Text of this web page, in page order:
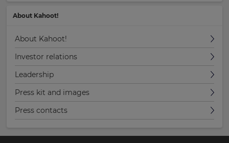
About Kahoot!
About Kahoot!
Investor relations
Leadership
Press kit and images
Press contacts
for
Currency
This
will
update
pricing
across